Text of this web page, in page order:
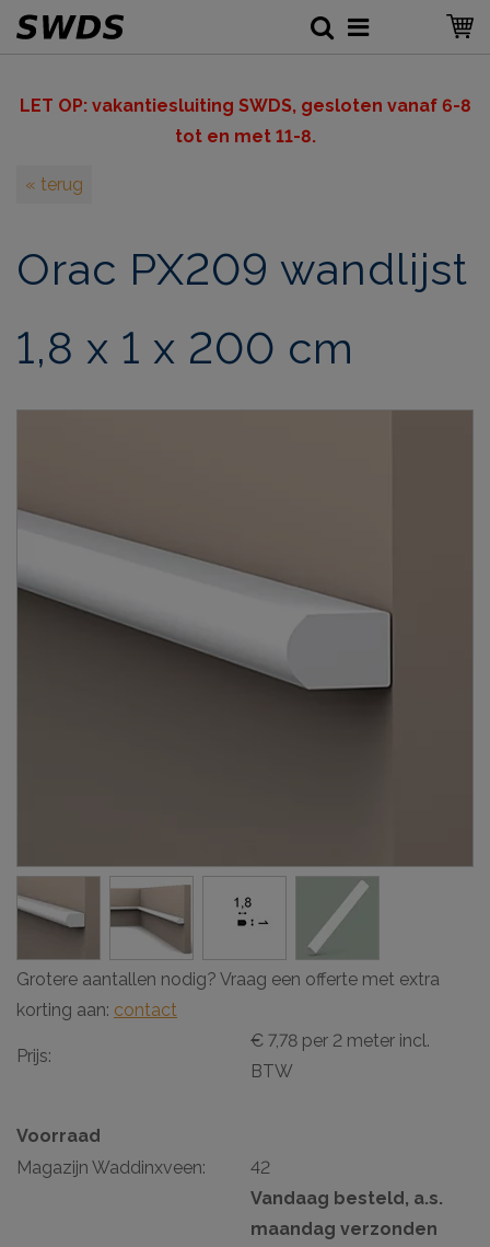
LET OP: vakantiesluiting SWDS, gesloten vanaf 6-8
tot en met 11-8.
« terug
Orac PX209 wandlijst
1,8 x 1 x 200 cm
Grotere aantallen nodig? Vraag een offerte met extra
korting aan: contact
Prijs:
€ 7,78 per 2 meter incl.
BTW
Voorraad
Magazijn Waddinxveen:
42
Vandaag besteld, a.s.
maandag verzonden